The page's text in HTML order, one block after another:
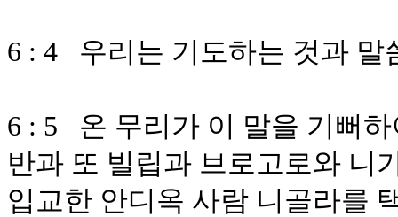
6 : 4 우리는 기도하는 것과 말
6 : 5 온 무리가 이 말을 기뻐
반과 또 빌립과 브로고로와 니
입교한 안디옥 사람 니골라를